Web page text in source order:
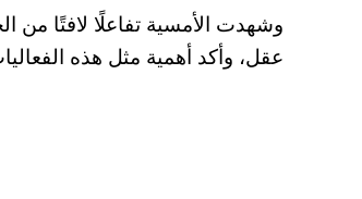
وشهدت الأمسية تفاعلًا لافتًا من
عقل، وأكد أهمية مثل هذه